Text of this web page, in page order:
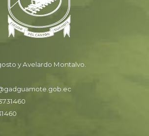
y Avelardo Montalvo.